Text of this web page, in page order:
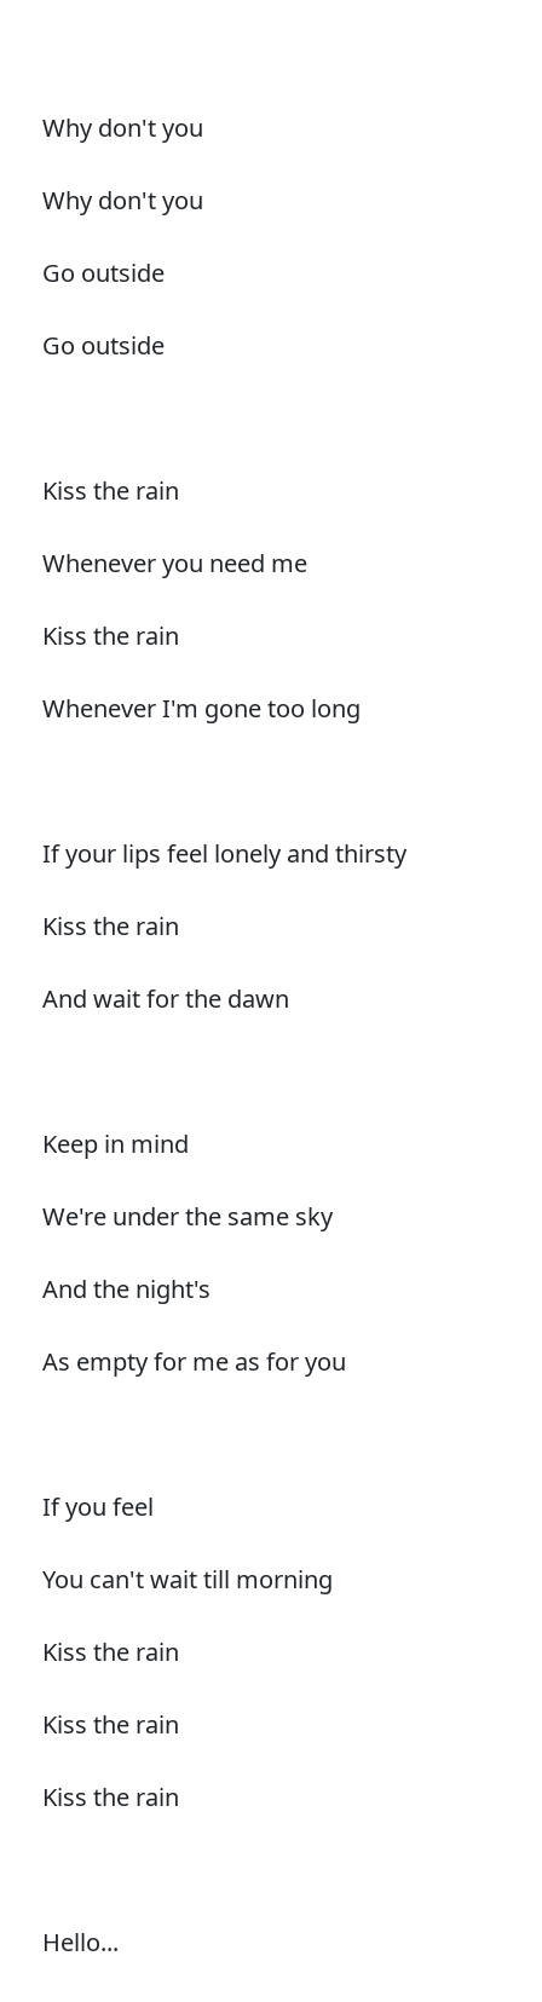
Why don't you
Why don't you
Go outside
Go outside
Kiss the rain
Whenever you need me
Kiss the rain
Whenever I'm gone too long
If your lips feel lonely and thirsty
Kiss the rain
And wait for the dawn
Keep in mind
We're under the same sky
And the night's
As empty for me as for you
If you feel
You can't wait till morning
Kiss the rain
Kiss the rain
Kiss the rain
Hello...